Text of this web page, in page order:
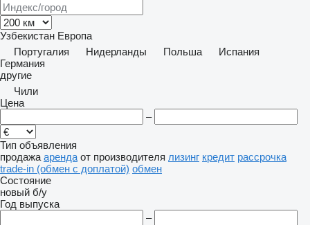
Узбекистан Европа
Португалия
Нидерланды Польша
Испания
Германия
другие
Чили
Цена
–
Тип объявления
продажа аренда от производителя лизинг кредит рассрочка
trade-in (обмен с доплатой) обмен
Состояние
новый б/у
Год выпуска
–